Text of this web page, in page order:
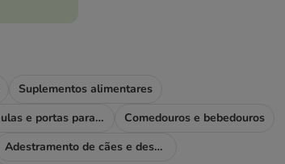
Suplementos alimentares
Casotas, jaulas e portas para cães
Comedouros e bebedouros
Adestramento de cães e desporto